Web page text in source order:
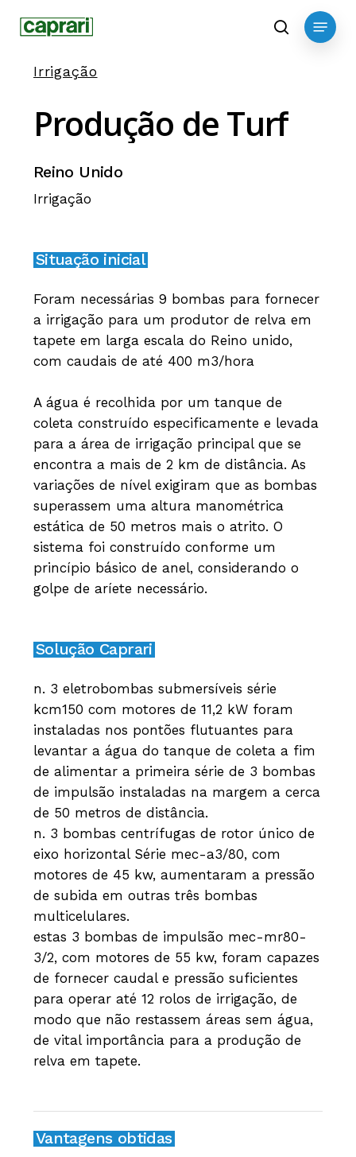
content
search
Menu
Irrigação
Produção deTurf
Reino Unido
Irrigação
Situação inicial
Foram necessárias 9 bombas para fornecer
a irrigação para um produtor de relva em
tapete em larga escala do Reino unido,
com caudais de até 400 m3/hora
A água é recolhida por um tanque de
coleta construído especificamente e levada
para a área de irrigação principal que se
encontra a mais de 2 km de distância. As
variações de nível exigiram que as bombas
superassem uma altura manométrica
estática de 50 metros mais o atrito. O
sistema foi construído conforme um
princípio básico de anel, considerando o
golpe de aríete necessário.
Solução Caprari
n. 3 eletrobombas submersíveis série
kcm150 com motores de 11,2 kW foram
instaladas nos pontões flutuantes para
levantar a água do tanque de coleta a fim
de alimentar a primeira série de 3 bombas
de impulsão instaladas na margem a cerca
de 50 metros de distância.
n. 3 bombas centrífugas de rotor único de
eixo horizontal Série mec-a3/80, com
motores de 45 kw, aumentaram a pressão
de subida em outras três bombas
multicelulares.
estas 3 bombas de impulsão mec-mr80-
3/2, com motores de 55 kw, foram capazes
de fornecer caudal e pressão suficientes
para operar até 12 rolos de irrigação, de
modo que não restassem áreas sem água,
de vital importância para a produção de
relva em tapete.
Vantagens obtidas